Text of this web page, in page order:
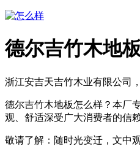
德尔吉竹木地
浙江安吉天吉竹木业有限公司
德尔吉竹木地板怎么样？本厂
观、舒适深受广大消费者的信
敬请了解 ：随时光变迁，文中